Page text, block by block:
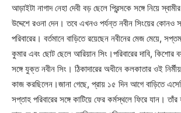
আড়াইটা নাগাদ নেহা দেবী বড় ছেলে প্রিন্সকে সঙ্গে নিয়ে
উদ্দেশে রওনা দেন। তবে এখনও পর্যন্ত নবীন সিংয়ের কোনও
পরিবারের। বর্তমানে বাড়িতে রয়েছেন নবীনের মেজ মেয়ে,
কুমার এবং ছোট ছেলে আরিয়ান সিং।পরিবারের দাবি, কিশোর
সঙ্গে যুক্ত নবীন সিং। ঠিকাদারের অধীনে কলকাতার ওই
কাজ করছিলেন।জানা গেছে, প্রায় ১৫ দিন আগে বাড়িতে
সপ্তাহ পরিবারের সঙ্গে কাটিয়ে ফের কর্মস্থলে ফিরে যান।